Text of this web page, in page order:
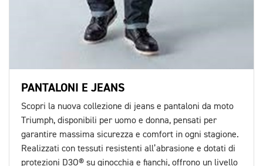
PANTALONI E JEANS
Scopri la nuova collezione di jeans e pantaloni da moto
Triumph, disponibili per uomo e donna, pensati per
garantire massima sicurezza e comfort in ogni stagione.
Realizzati con tessuti resistenti all’abrasione e dotati di
protezioni D3O® su ginocchia e fianchi, offrono un livello